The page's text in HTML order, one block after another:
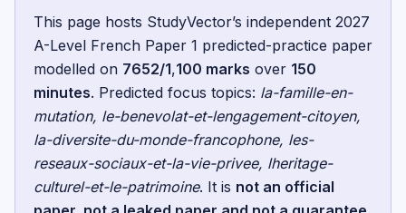
This page hosts StudyVector’s independent 2027
A-Level French Paper 1 predicted-practice paper
modelled on 7652/1,100 marks over 150
minutes. Predicted focus topics: la-famille-en-
mutation, le-benevolat-et-lengagement-citoyen,
la-diversite-du-monde-francophone, les-
reseaux-sociaux-et-la-vie-privee, lheritage-
culturel-et-le-patrimoine. It is not an official